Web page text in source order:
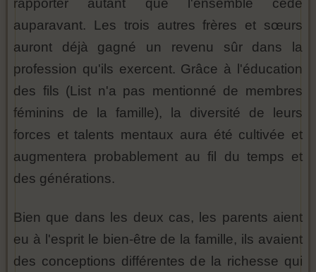
auparavant. Les trois autres frères et sœurs
auront déjà gagné un revenu sûr dans la
profession qu'ils exercent. Grâce à l'éducation
des fils (List n'a pas mentionné de membres
féminins de la famille), la diversité de leurs
forces et talents mentaux aura été cultivée et
augmentera probablement au fil du temps et
des générations.
Bien que dans les deux cas, les parents aient
eu à l'esprit le bien-être de la famille, ils avaient
des conceptions différentes de la richesse qui